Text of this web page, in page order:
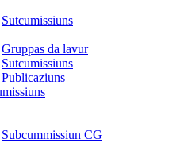
Sutcumissiuns
Gruppas da lavur
Sutcumissiuns
Publicaziuns
Subcummissiun CG